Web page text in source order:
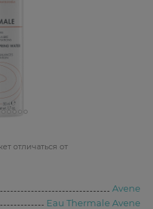
отличаться от
Avene
Eau Thermale Avene